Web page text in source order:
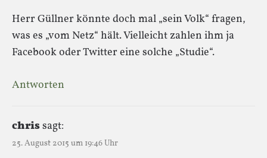
Herr Güllner könnte doch mal „sein Volk“ fragen,
was es „vom Netz“ hält. Vielleicht zahlen ihm ja
Facebook oder Twitter eine solche „Studie“.
Antworten
chrissagt:
25. August 2015 um 19:46 Uhr